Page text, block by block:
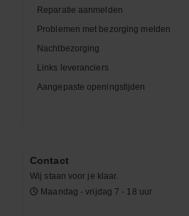
Reparatie aanmelden
Problemen met bezorging melden
Nachtbezorging
Links leveranciers
Aangepaste openingstijden
Contact
Wij staan voor je klaar.
Maandag - vrijdag 7 - 18 uur